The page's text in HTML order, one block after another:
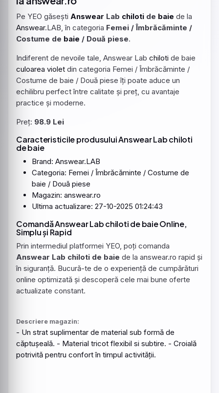
Pe YEO găsești Answear Lab chiloti de baie de la
Answear.LAB, în categoria Femei / Îmbrăcăminte /
Costume de baie / Două piese.
Indiferent de nevoile tale, Answear Lab chiloti de baie
culoarea violet din categoria Femei / Îmbrăcăminte /
Costume de baie / Două piese îți poate aduce un
echilibru perfect între calitate și preț, cu avantaje
practice și moderne.
Preț: 98.9 Lei
Caracteristicile produsului Answear Lab chiloti
de baie
Brand: Answear.LAB
Categoria: Femei / Îmbrăcăminte / Costume de
baie / Două piese
Magazin: answear.ro
Ultima actualizare: 27-10-2025 01:24:43
Comandă Answear Lab chiloti de baie Online,
Simplu și Rapid
Prin intermediul platformei YEO, poți comanda
Answear Lab chiloti de baie de la answear.ro rapid și
în siguranță. Bucură-te de o experiență de cumpărături
online optimizată și descoperă cele mai bune oferte
actualizate constant.
Descriere magazin:
- Un strat suplimentar de material sub formă de
căptușeală. - Material tricot flexibil si subtire. - Croială
potrivită pentru confort în timpul activității.